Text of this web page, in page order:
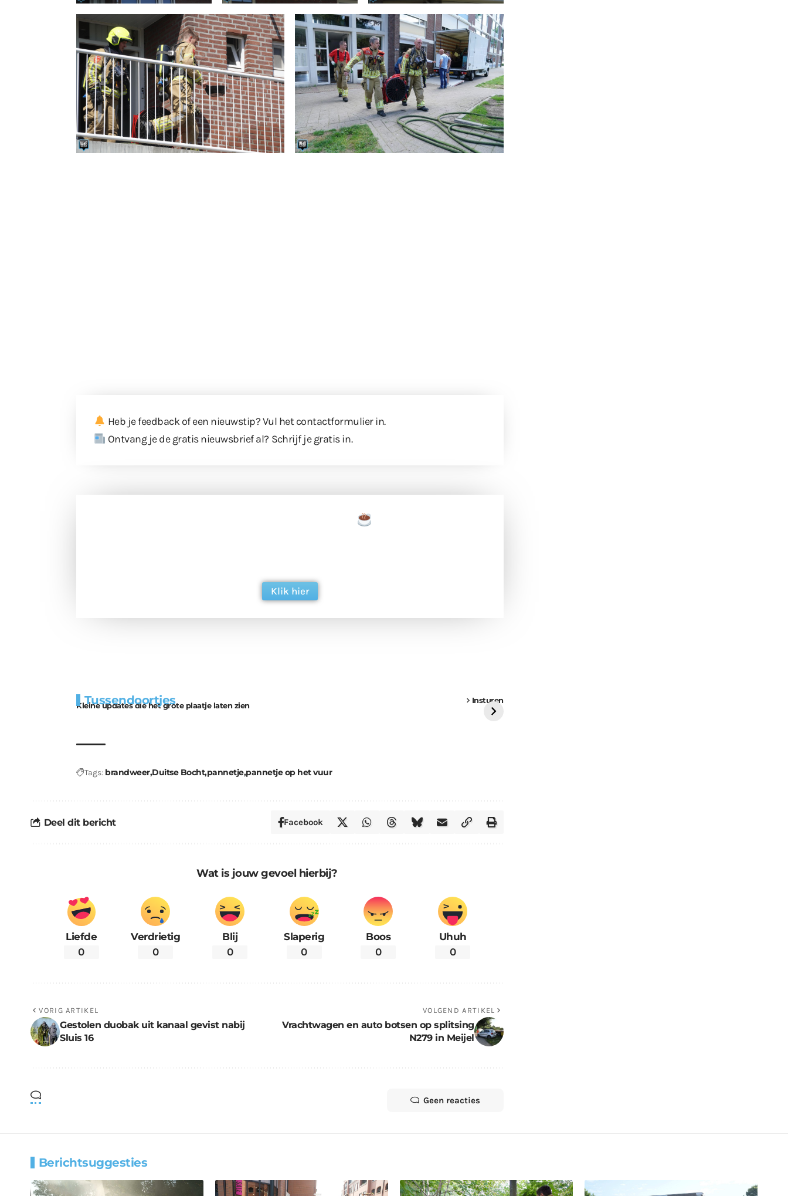
Heb je feedback of een nieuwstip? Vul het contactformulierin.
Ontvang je de gratis nieuwsbrief al? Schrijf je gratis in.
Klik hier
Tussendoortjes Insturen
Kleine updates die het grote plaatje laten zien
bouwmateriaal voor
kabouters
uitdaging
Tags: brandweerDuitse Bochtpannetjepannetje op het vuur
Deel dit bericht Facebook
Wat is jouw gevoel hierbij?
Liefde
0
Verdrietig
0
Blij
0
Slaperig
0
Boos
0
Uhuh
0
VORIG ARTIKEL
Gestolen duobak uit kanaal gevist nabij
Sluis 16
VOLGEND ARTIKEL
Vrachtwagen en auto botsen op splitsing
N279 in Meijel
Geen reacties
Berichtsuggesties